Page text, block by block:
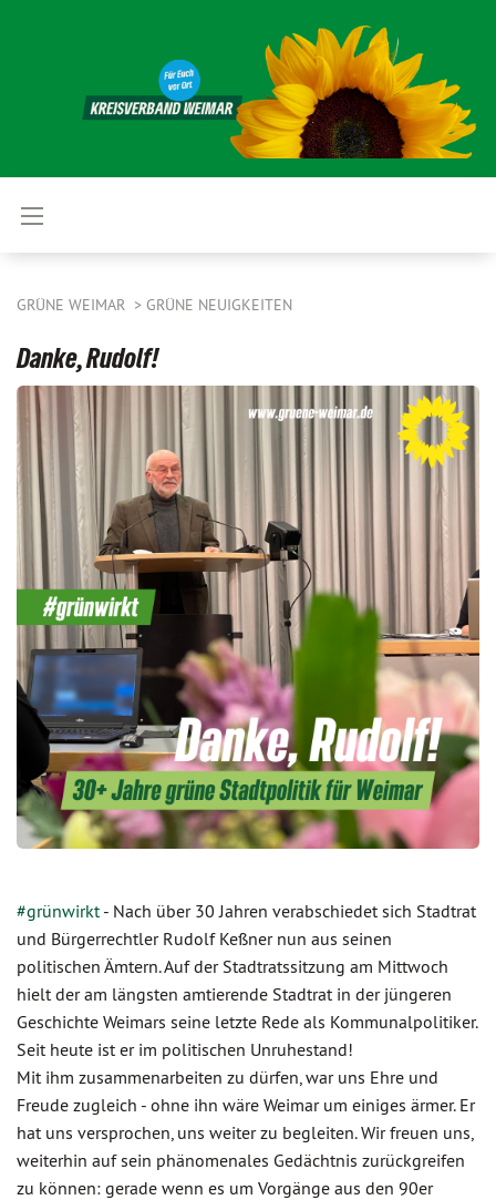
GRÜNE WEIMAR GRÜNE NEUIGKEITEN
Danke, Rudolf!
#grünwirkt- Nach über 30 Jahren verabschiedet sich Stadtrat
und Bürgerrechtler Rudolf Keßner nun aus seinen
politischen Ämtern. Auf der Stadtratssitzung am Mittwoch
hielt der am längsten amtierende Stadtrat in der jüngeren
Geschichte Weimars seine letzte Rede als Kommunalpolitiker.
Seit heute ist er im politischen Unruhestand!
Mit ihm zusammenarbeiten zu dürfen, war uns Ehre und
Freude zugleich - ohne ihn wäre Weimar um einiges ärmer. Er
hat uns versprochen, uns weiter zu begleiten. Wir freuen uns,
weiterhin auf sein phänomenales Gedächtnis zurückgreifen
zu können: gerade wenn es um Vorgänge aus den 90er